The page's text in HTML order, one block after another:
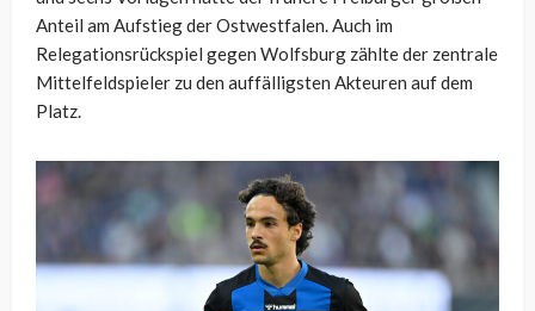
Anteil am Aufstieg der Ostwestfalen. Auch im
Relegationsrückspiel gegen Wolfsburg zählte der zentrale
Mittelfeldspieler zu den auffälligsten Akteuren auf dem
Platz.